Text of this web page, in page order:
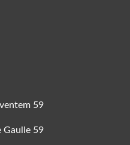
59
Gaulle 59